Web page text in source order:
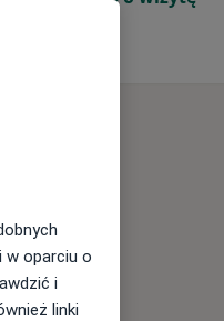
w oparciu o
i
linki